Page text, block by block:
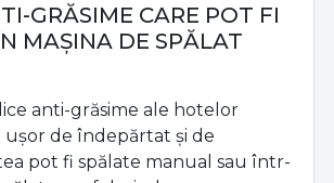
GRĂSIME CARE POT FI
MAȘINA DE SPĂLAT
anti-grăsime ale hotelor
de îndepărtat și de
pot fi spălate manual sau într-